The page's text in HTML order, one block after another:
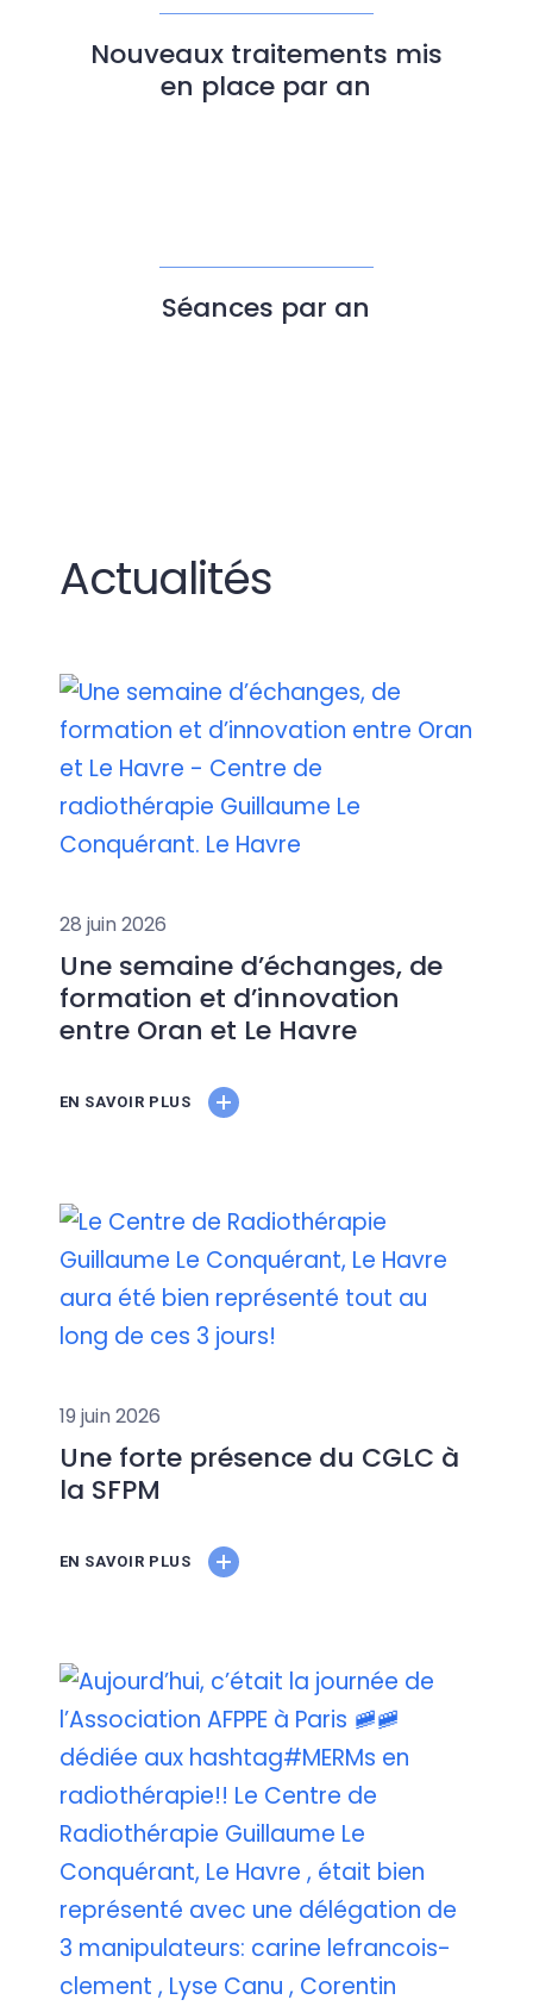
Nouveaux traitements mis
en place par an
Séances par an
Actualités
28 juin 2026
Une semaine d’échanges, de
formation et d’innovation
entre Oran et Le Havre
EN SAVOIR PLUS
19 juin 2026
Une forte présence du CGLC à
la SFPM
EN SAVOIR PLUS